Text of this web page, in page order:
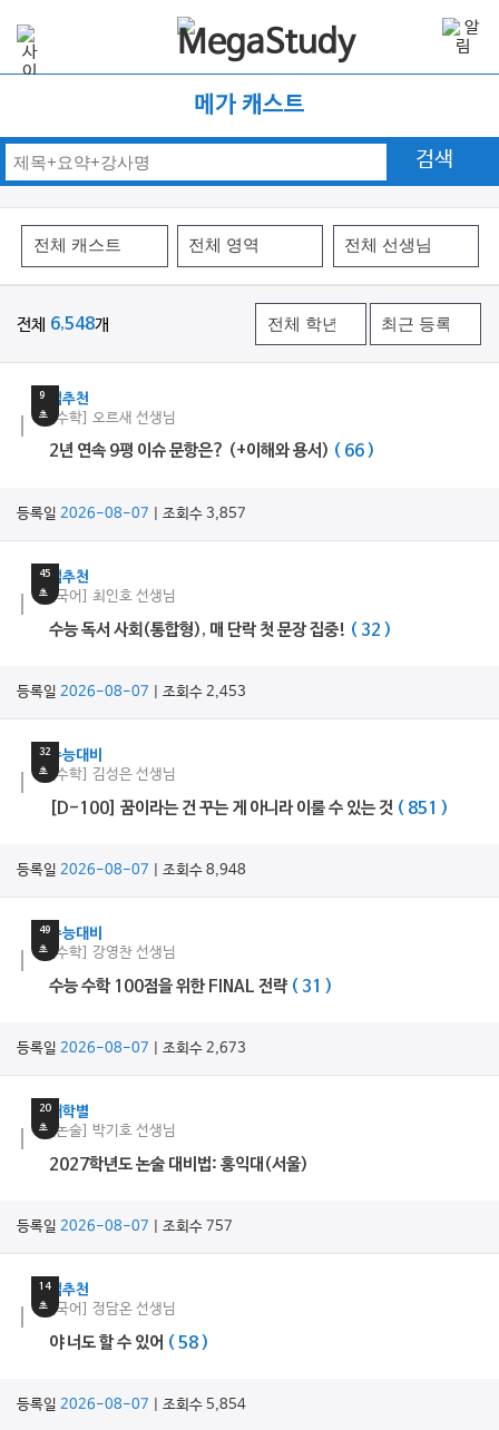
메가 캐스트
검색
전체 6,548개
9
초
쌤추천
[수학] 오르새 선생님
2년 연속 9평 이슈 문항은? (+이해와 용서) ( 66 )
등록일 2026-08-07 | 조회수 3,857
45
초
쌤추천
[국어] 최인호 선생님
수능 독서 사회(통합형), 매 단락 첫 문장 집중! ( 32 )
등록일 2026-08-07 | 조회수 2,453
32
초
수능대비
[수학] 김성은 선생님
[D-100] 꿈이라는 건 꾸는 게 아니라 이룰 수 있는 것 ( 851 )
등록일 2026-08-07 | 조회수 8,948
49
초
수능대비
[수학] 강영찬 선생님
수능 수학 100점을 위한 FINAL 전략 ( 31 )
등록일 2026-08-07 | 조회수 2,673
20
초
대학별
[논술] 박기호 선생님
2027학년도 논술 대비법: 홍익대(서울)
등록일 2026-08-07 | 조회수 757
14
초
쌤추천
[국어] 정담온 선생님
야 너도 할 수 있어 ( 58 )
등록일 2026-08-07 | 조회수 5,854